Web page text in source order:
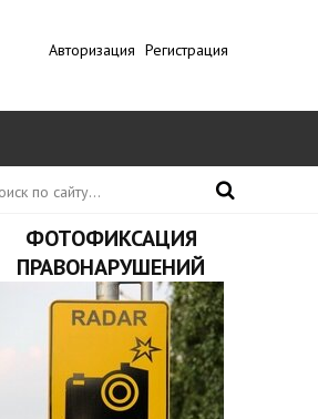
Авторизация Регистрация
ФОТОФИКСАЦИЯ
ПРАВОНАРУШЕНИЙ